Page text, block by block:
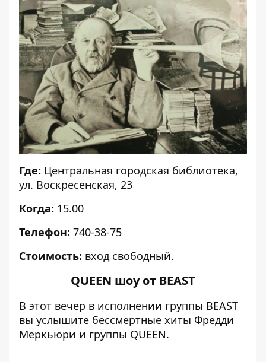
Где: Центральная городская библиотека,
ул. Воскресенская, 23
Когда: 15.00
Телефон: 740-38-75
Стоимость: вход свободный.
QUEEN шоу от BEAST
В этот вечер в исполнении группы BEAST
вы услышите бессмертные хиты Фредди
Меркьюри и группы QUEEN.